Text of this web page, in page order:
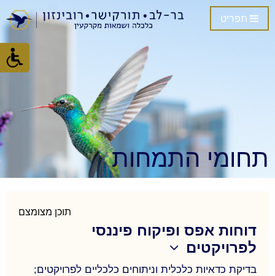
תחומי התמחות
תוכן מצומצם
דוחות אפס ופיקוח פיננסי
לפרויקטים
בדיקת כדאיות כלכלית וניתוחים כלכליים לפרויקטים;